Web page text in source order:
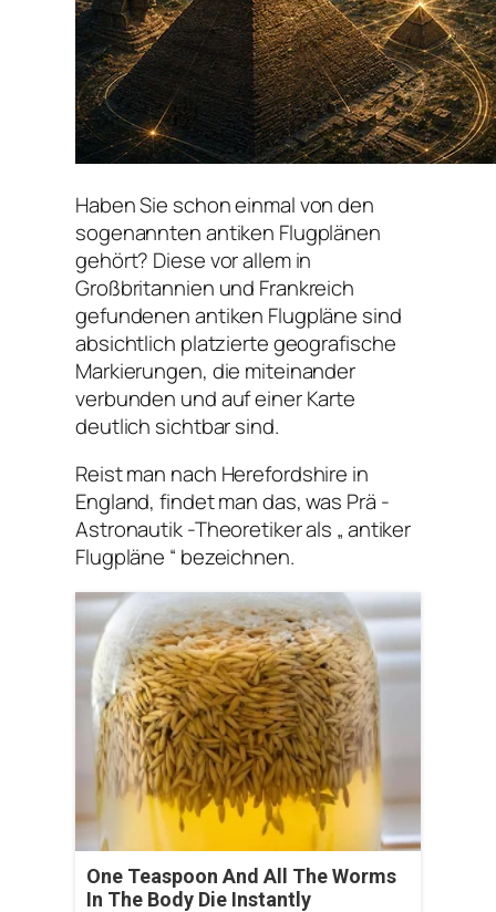
Haben Sie schon einmal von den
sogenannten antiken Flugplänen
gehört? Diese vor allem in
Großbritannien und Frankreich
gefundenen antiken Flugpläne sind
absichtlich platzierte geografische
Markierungen, die miteinander
verbunden und auf einer Karte
deutlich sichtbar sind.
Reist man nach Herefordshire in
England, findet man das, was Prä -
Astronautik -Theoretiker als „ antiker
Flugpläne “ bezeichnen.
One Teaspoon And All The Worms
In The Body Die Instantly